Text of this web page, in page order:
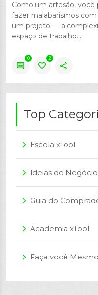
Como um artesão, você
fazer malabarismos com
um projeto — a
espaço de trabalho...
comment
0
favorite
2
share
Top
arrow_forward_ios Escola xTool
arrow_forward_ios Ideias de
arrow_forward_ios Guia do
arrow_forward_ios Academia xTool
arrow_forward_ios Faça você Mesmo